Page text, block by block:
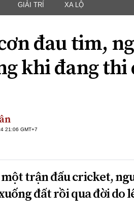
PHÁP LUẬT
luật
Góc nhìn luật gia
Hồ sơ điều tra
Tiếng nói công dân
INFOCUS
GIẢI TRÍ XA LỘ
đau tim,
khi đang
21:06 GMT+7
trận đấu cricket,
đất rồi qua đời do